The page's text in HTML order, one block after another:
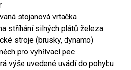
stojanová vrtačka
stříhání silných plátů železa
stroje (brusky, dynamo)
pro vyhřívací pec
výše uvedené uvádí do pohybu